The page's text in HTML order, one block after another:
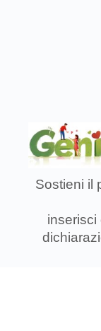
Sostieni il
inserisci